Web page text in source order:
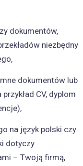
dokumentów,
niezbędny
dokumentów lub
CV, dyplom
na język polski czy
dotyczy
– Twoją firmą,